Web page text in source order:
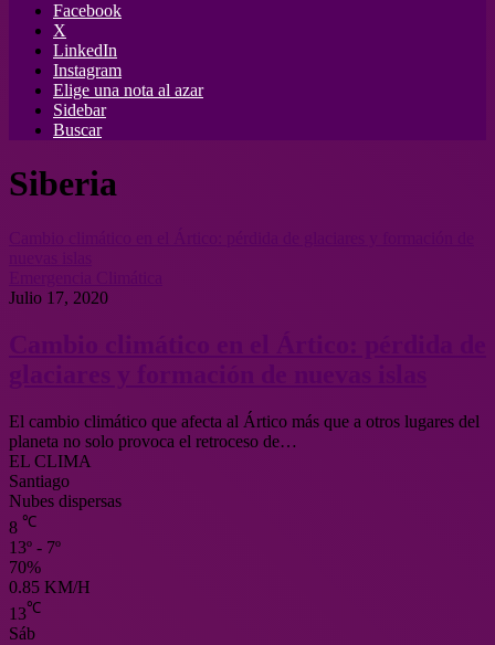
Facebook
X
LinkedIn
Instagram
Elige una nota al azar
Sidebar
Buscar
Siberia
Julio 17, 2020
El cambio climático que afecta al Ártico más que a otros lugares del
planeta no solo provoca el retroceso de…
EL CLIMA
Santiago
Nubes dispersas
8 ℃
13º - 7º
70%
0.85 KM/H
13℃
Sáb